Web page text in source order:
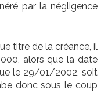
par la négligence
titre de la créance, il
alors que la date
le 29/01/2002, soit
donc sous le coup